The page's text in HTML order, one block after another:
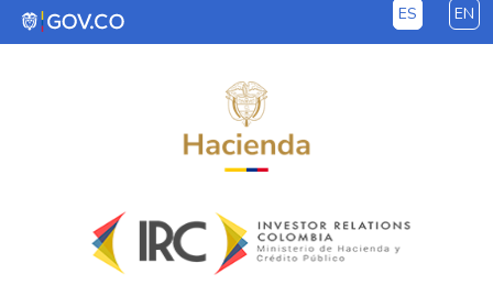
Saltar al contenido principal ES EN